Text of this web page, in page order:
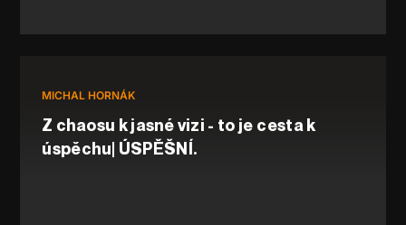
MICHAL HORNÁK
Z chaosu k jasné vizi - to je cesta k
úspěchu| ÚSPĚŠNÍ.